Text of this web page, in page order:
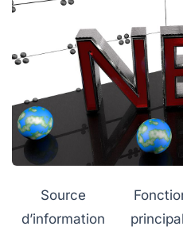
Source
d’information